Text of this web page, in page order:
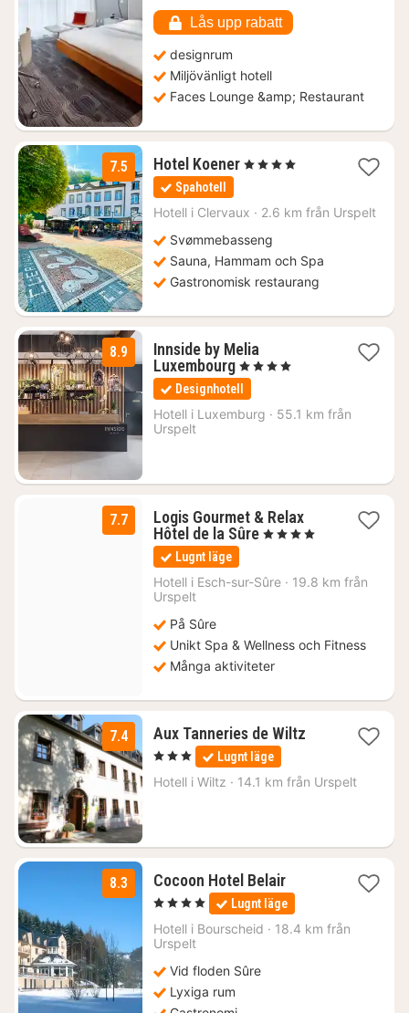
Lås upp rabatt
designrum
Miljövänligt hotell
Faces Lounge &amp; Restaurant
7.5 Hotel Koener1
1679
, 4 Stjärnor
Spahotell
Hotell i Clervaux · 2.6 km från Urspelt
Svømmebasseng
Sauna, Hammam och Spa
Gastronomisk restaurang
8.9
Innside by Melia
Luxembourg1
natt
från
1376
, 4 Stjärnor
Designhotell
Hotell i Luxemburg · 55.1 km från
Urspelt
7.7
Logis Gourmet & Relax
Hôtel de la Sûre1
1854
, 4 Stjärnor
Lugnt läge
Hotell i Esch-sur-Sûre · 19.8 km från
Urspelt
På Sûre
Unikt Spa & Wellness och Fitness
Många aktiviteter
7.4 Aux Tanneries de Wiltz1
1295
, 3 Stjärnor Lugnt läge
Hotell i Wiltz · 14.1 km från Urspelt
8.3 Cocoon Hotel Belair1
natt
från
1887
, 4 Stjärnor Lugnt läge
Hotell i Bourscheid · 18.4 km från
Urspelt
Vid floden Sûre
Lyxiga rum